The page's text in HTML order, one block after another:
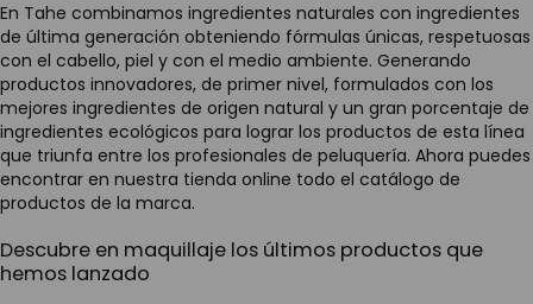
En Tahe combinamos ingredientes naturales con ingredientes
de última generación obteniendo fórmulas únicas, respetuosas
con el cabello, piel y con el medio ambiente. Generando
productos innovadores, de primer nivel, formulados con los
mejores ingredientes de origen natural y un gran porcentaje de
ingredientes ecológicos para lograr los productos de esta línea
que triunfa entre los profesionales de peluquería. Ahora puedes
encontrar en nuestra tienda online todo el catálogo de
productos de la marca.
Descubre en maquillaje los últimos productos que
hemos lanzado